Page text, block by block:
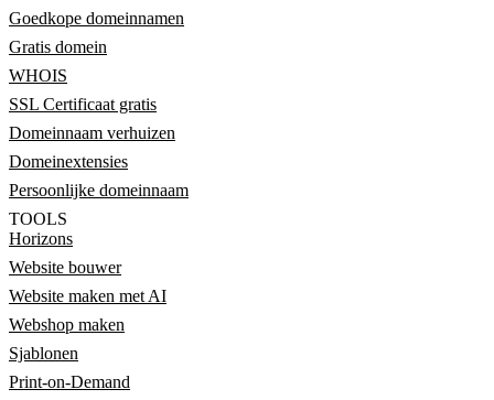
Goedkope domeinnamen
Gratis domein
WHOIS
SSL Certificaat gratis
Domeinnaam verhuizen
Domeinextensies
Persoonlijke domeinnaam
TOOLS
Horizons
Website bouwer
Website maken met AI
Webshop maken
Sjablonen
Print-on-Demand